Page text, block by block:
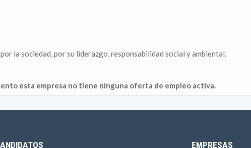
la sociedad, por su liderazgo, responsabilidad social y ambiental.
esta empresa no tiene ninguna oferta de empleo activa.
EMPRESAS